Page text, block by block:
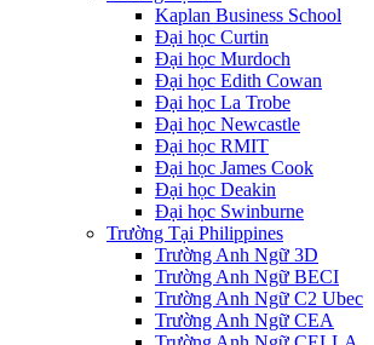
Kaplan Business School
Đại học Curtin
Đại học Murdoch
Đại học Edith Cowan
Đại học La Trobe
Đại học Newcastle
Đại học RMIT
Đại học James Cook
Đại học Deakin
Đại học Swinburne
Trường Tại Philippines
Trường Anh Ngữ 3D
Trường Anh Ngữ BECI
Trường Anh Ngữ C2 Ubec
Trường Anh Ngữ CEA